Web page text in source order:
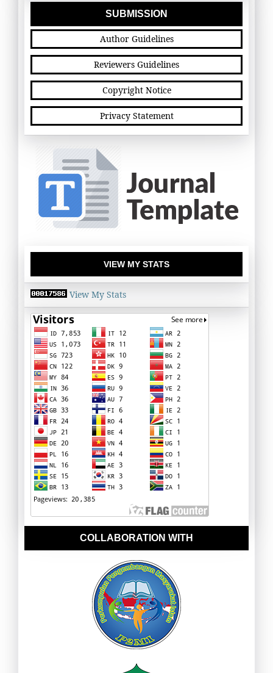
SUBMISSION
Author Guidelines
Reviewers Guidelines
Copyright Notice
Privacy Statement
VIEW MY STATS
View My Stats
COLLABORATION WITH